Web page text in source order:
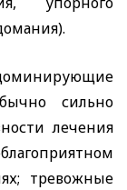
сильно
лечения
тревожные